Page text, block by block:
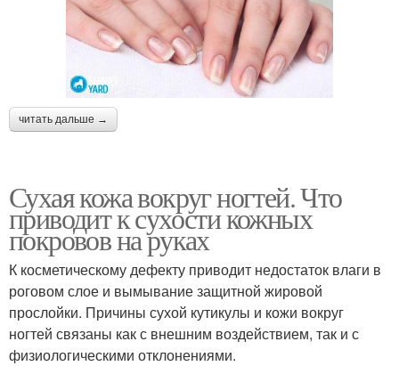
читать дальше →
Сухая кожа вокруг ногтей. Что
приводит к сухости кожных
покровов на руках
К косметическому дефекту приводит недостаток влаги в
роговом слое и вымывание защитной жировой
прослойки. Причины сухой кутикулы и кожи вокруг
ногтей связаны как с внешним воздействием, так и с
физиологическими отклонениями.